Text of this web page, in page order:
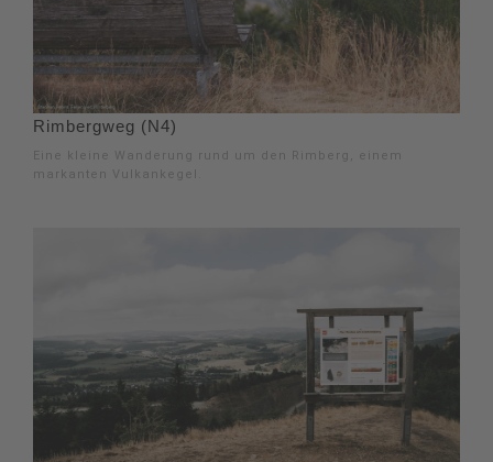
Rimbergweg (N4)
Eine kleine Wanderung rund um den Rimberg, einem
markanten Vulkankegel.